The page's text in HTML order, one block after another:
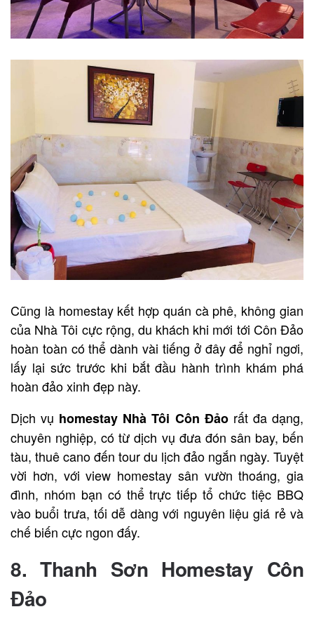
Cũng là homestay kết hợp quán cà phê, không gian
của Nhà Tôi cực rộng, du khách khi mới tới Côn Đảo
hoàn toàn có thể dành vài tiếng ở đây để nghỉ ngơi,
lấy lại sức trước khi bắt đầu hành trình khám phá
hoàn đảo xinh đẹp này.
Dịch vụ homestay Nhà Tôi Côn Đảorất đa dạng,
chuyên nghiệp, có từ dịch vụ đưa đón sân bay, bến
tàu, thuê cano đến tour du lịch đảo ngắn ngày. Tuyệt
vời hơn, với view homestay sân vườn thoáng, gia
đình, nhóm bạn có thể trực tiếp tổ chức tiệc BBQ
vào buổi trưa, tối dễ dàng với nguyên liệu giá rẻ và
chế biến cực ngon đấy.
8. Thanh Sơn Homestay Côn
Đảo